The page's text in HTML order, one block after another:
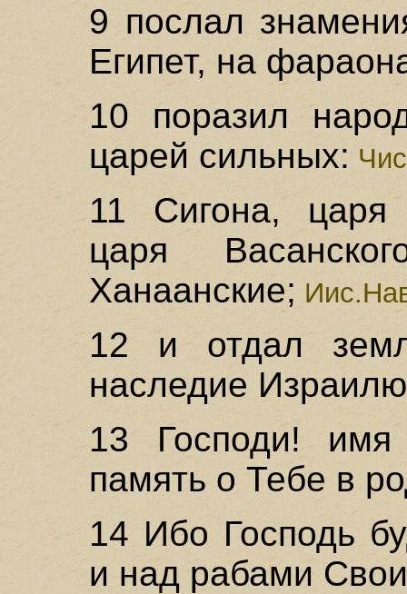
9 послал
Египет, на
10 поразил
царей сильных:
11 Сигона, царя
царя
Ханаанские;
12 и отдал
наследие
13 Господи! имя
память о Тебе в
14 Ибо Господь
и над рабами